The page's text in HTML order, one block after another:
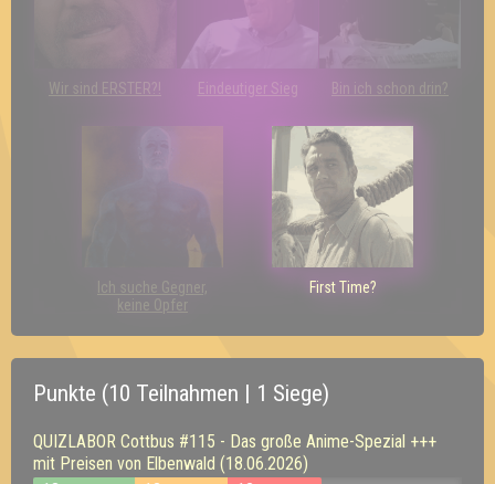
Wir sind ERSTER?! Eindeutiger Sieg Bin ich schon drin?
Ich suche Gegner,
keine Opfer
First Time?
Punkte (10 Teilnahmen | 1 Siege)
QUIZLABOR Cottbus #115 - Das große Anime-Spezial +++
mit Preisen von Elbenwald (18.06.2026)